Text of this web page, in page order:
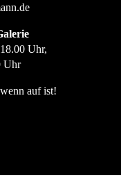
Uhr,
Uhr
auf ist!